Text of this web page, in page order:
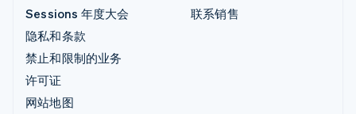
Sessions 年度大会
隐私和条款
禁止和限制的业务
许可证
网站地图
联系销售